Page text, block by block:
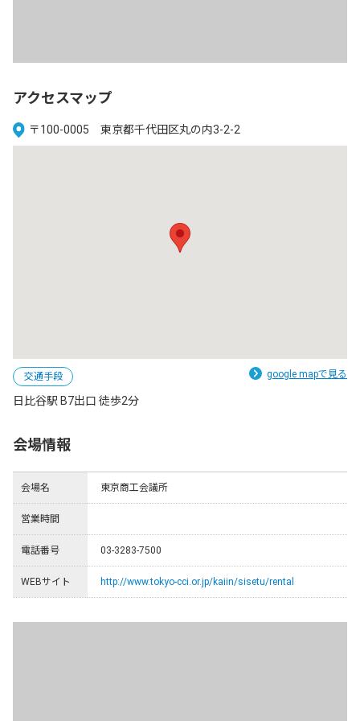
アクセスマップ
〒100-0005 東京都千代田区丸の内3-2-2
google mapで見る
交通手段
日比谷駅 B7出口 徒歩2分
会場情報
会場名 東京商工会議所
営業時間
電話番号 03-3283-7500
WEBサイト http://www.tokyo-cci.or.jp/kaiin/sisetu/rental